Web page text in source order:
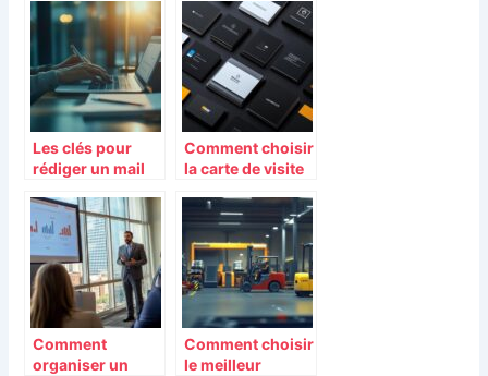
pour une gestion
efficace
ligne pour
simplifier la
gestion
d’entreprise
Les clés pour
rédiger un mail
candidature
efficace
Comment choisir
la carte de visite
entreprise
Comment
organiser un
Comment choisir
le meilleur